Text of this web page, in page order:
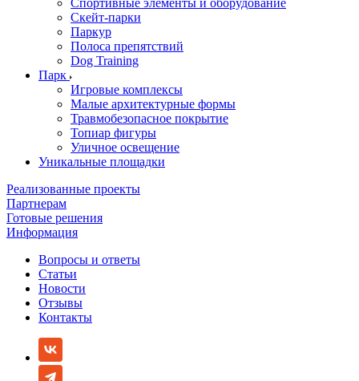
Спортивные элементы и оборудование
Скейт-парки
Паркур
Полоса препятствий
Dog Training
Парк
Игровые комплексы
Малые архитектурные формы
Травмобезопасное покрытие
Топиар фигуры
Уличное освещение
Уникальные площадки
Реализованные проекты
Партнерам
Готовые решения
Информация
Вопросы и ответы
Статьи
Новости
Отзывы
Контакты